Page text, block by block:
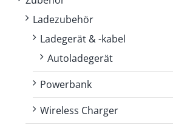
Ladezubehör
Ladegerät & -kabel
Autoladegerät
Powerbank
Wireless Charger